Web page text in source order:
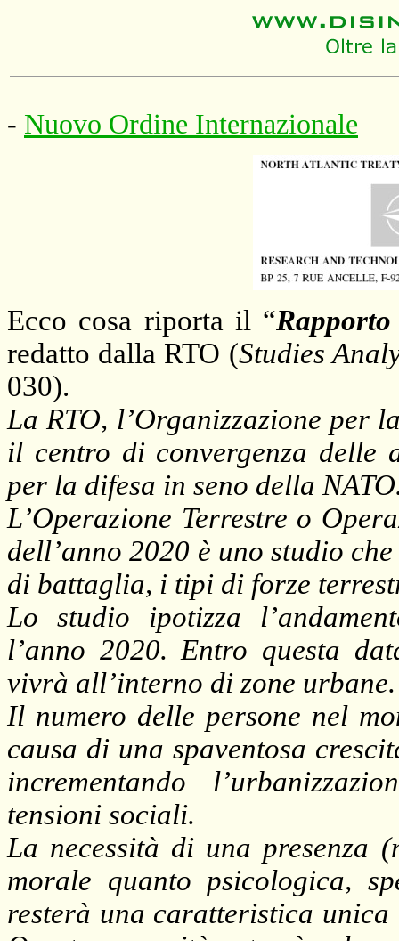
- Nuovo Ordine Internazionale
Ecco cosa riporta il “
redatto dalla RTO (Studies
030).
La RTO, l’Organizzazione per
il centro di convergenza delle
per la difesa in seno della
L’Operazione Terrestre o
dell’anno 2020 è uno studio
di battaglia, i tipi di forze
Lo studio ipotizza
l’anno 2020. Entro questa
vivrà all’interno di zone urbane.
Il numero delle persone nel
causa di una spaventosa
incrementando
tensioni sociali.
La necessità di una presenza
morale quanto psicologica,
resterà una caratteristica